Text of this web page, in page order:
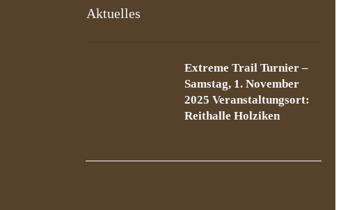
Aktuelles
Extreme Trail Turnier –
Samstag, 1. November
2025 Veranstaltungsort:
Reithalle Holziken